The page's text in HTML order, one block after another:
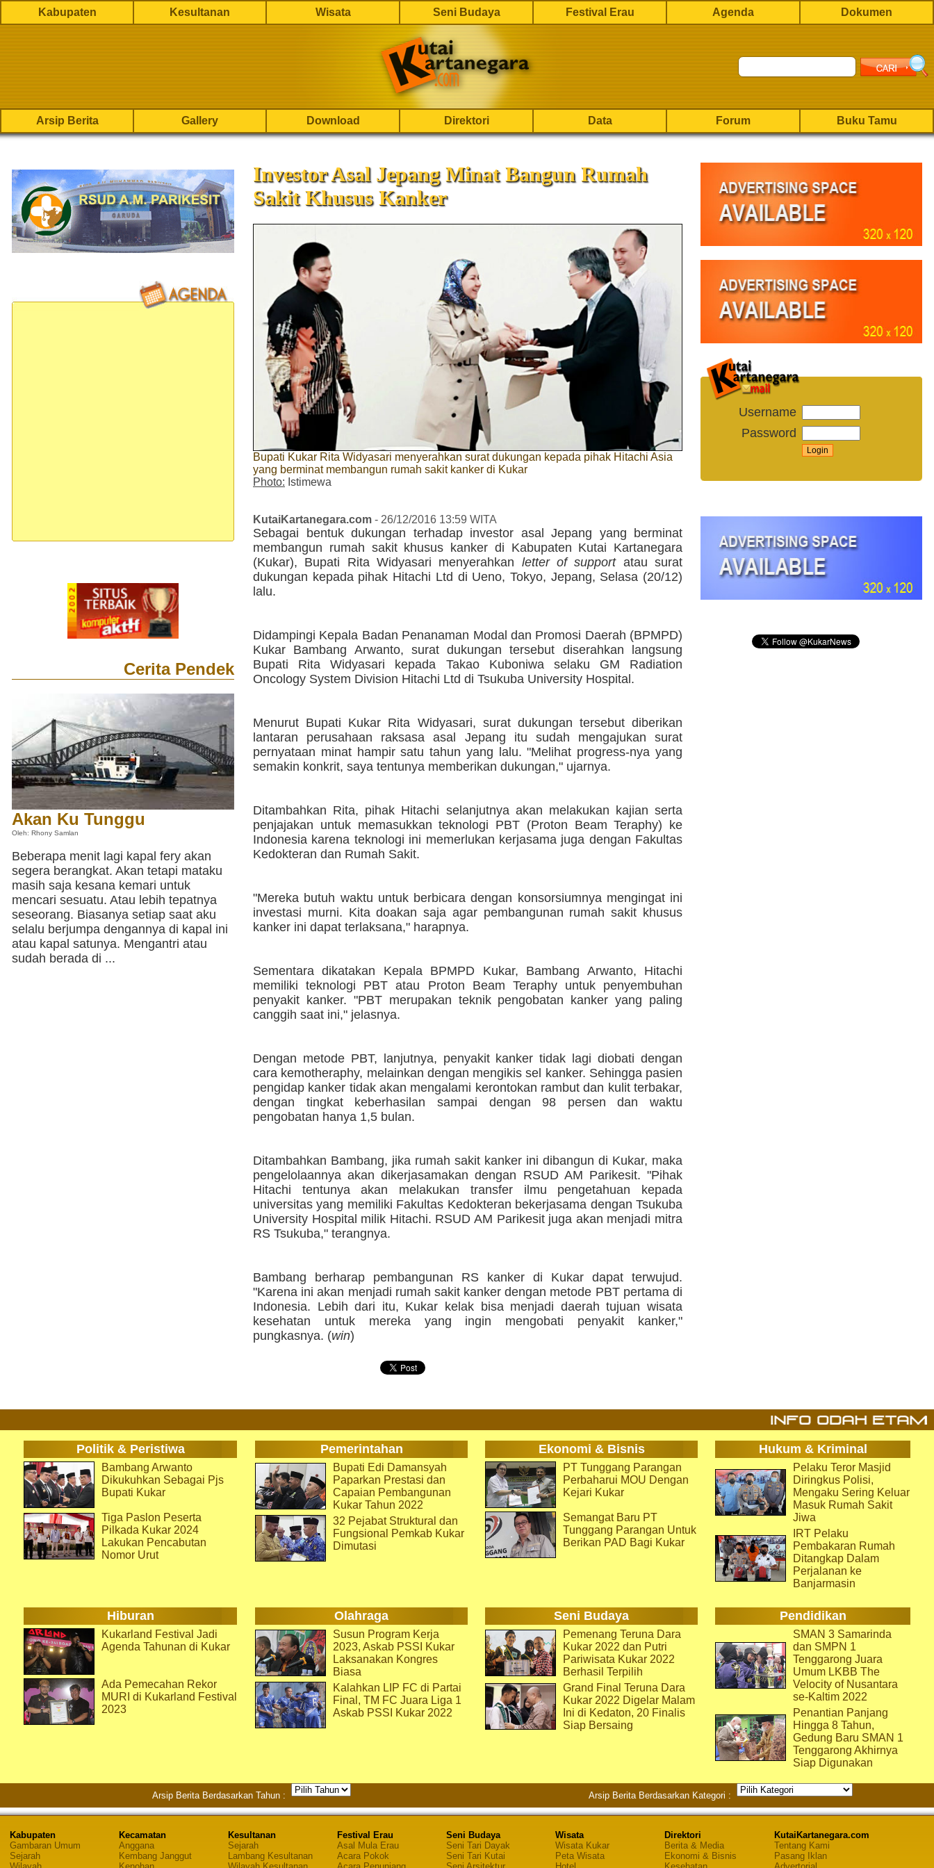
Kabupaten Kesultanan Wisata Seni Budaya Festival Erau Agenda Dokumen
Arsip Berita Gallery Download Direktori Data Forum Buku Tamu
Cerita Pendek
Akan Ku Tunggu
Oleh: Rhony Samlan
Beberapa menit lagi kapal fery akan
segera berangkat. Akan tetapi mataku
masih saja kesana kemari untuk
mencari sesuatu. Atau lebih tepatnya
seseorang. Biasanya setiap saat aku
selalu berjumpa dengannya di kapal ini
atau kapal satunya. Mengantri atau
sudah berada di ...
Investor Asal Jepang Minat Bangun Rumah
Sakit Khusus Kanker
Bupati Kukar Rita Widyasari menyerahkan surat dukungan kepada pihak Hitachi Asia
yang berminat membangun rumah sakit kanker di Kukar
Photo: Istimewa
KutaiKartanegara.com - 26/12/2016 13:59 WITA
Sebagai bentuk dukungan terhadap investor asal Jepang yang berminat
membangun rumah sakit khusus kanker di Kabupaten Kutai Kartanegara
(Kukar), Bupati Rita Widyasari menyerahkan letter of supportatau surat
dukungan kepada pihak Hitachi Ltd di Ueno, Tokyo, Jepang, Selasa (20/12)
lalu.
Didampingi Kepala Badan Penanaman Modal dan Promosi Daerah (BPMPD)
Kukar Bambang Arwanto, surat dukungan tersebut diserahkan langsung
Bupati Rita Widyasari kepada Takao Kuboniwa selaku GM Radiation
Oncology System Division Hitachi Ltd di Tsukuba University Hospital.
Menurut Bupati Kukar Rita Widyasari, surat dukungan tersebut diberikan
lantaran perusahaan raksasa asal Jepang itu sudah mengajukan surat
pernyataan minat hampir satu tahun yang lalu. "Melihat progress-nya yang
semakin konkrit, saya tentunya memberikan dukungan," ujarnya.
Ditambahkan Rita, pihak Hitachi selanjutnya akan melakukan kajian serta
penjajakan untuk memasukkan teknologi PBT (Proton Beam Teraphy) ke
Indonesia karena teknologi ini memerlukan kerjasama juga dengan Fakultas
Kedokteran dan Rumah Sakit.
"Mereka butuh waktu untuk berbicara dengan konsorsiumnya mengingat ini
investasi murni. Kita doakan saja agar pembangunan rumah sakit khusus
kanker ini dapat terlaksana," harapnya.
Sementara dikatakan Kepala BPMPD Kukar, Bambang Arwanto, Hitachi
memiliki teknologi PBT atau Proton Beam Teraphy untuk penyembuhan
penyakit kanker. "PBT merupakan teknik pengobatan kanker yang paling
canggih saat ini," jelasnya.
Dengan metode PBT, lanjutnya, penyakit kanker tidak lagi diobati dengan
cara kemotheraphy, melainkan dengan mengikis sel kanker. Sehingga pasien
pengidap kanker tidak akan mengalami kerontokan rambut dan kulit terbakar,
dengan tingkat keberhasilan sampai dengan 98 persen dan waktu
pengobatan hanya 1,5 bulan.
Ditambahkan Bambang, jika rumah sakit kanker ini dibangun di Kukar, maka
pengelolaannya akan dikerjasamakan dengan RSUD AM Parikesit. "Pihak
Hitachi tentunya akan melakukan transfer ilmu pengetahuan kepada
universitas yang memiliki Fakultas Kedokteran bekerjasama dengan Tsukuba
University Hospital milik Hitachi. RSUD AM Parikesit juga akan menjadi mitra
RS Tsukuba," terangnya.
Bambang berharap pembangunan RS kanker di Kukar dapat terwujud.
"Karena ini akan menjadi rumah sakit kanker dengan metode PBT pertama di
Indonesia. Lebih dari itu, Kukar kelak bisa menjadi daerah tujuan wisata
kesehatan untuk mereka yang ingin mengobati penyakit kanker,"
pungkasnya. (win)
Username
Password
Politik & Peristiwa Pemerintahan Ekonomi & Bisnis Hukum & Kriminal
Bambang Arwanto
Dikukuhkan Sebagai Pjs
Bupati Kukar
Tiga Paslon Peserta
Pilkada Kukar 2024
Lakukan Pencabutan
Nomor Urut
Bupati Edi Damansyah
Paparkan Prestasi dan
Capaian Pembangunan
Kukar Tahun 2022
32 Pejabat Struktural dan
Fungsional Pemkab Kukar
Dimutasi
PT Tunggang Parangan
Perbaharui MOU Dengan
Kejari Kukar
Semangat Baru PT
Tunggang Parangan Untuk
Berikan PAD Bagi Kukar
Pelaku Teror Masjid
Diringkus Polisi,
Mengaku Sering Keluar
Masuk Rumah Sakit
Jiwa
IRT Pelaku
Pembakaran Rumah
Ditangkap Dalam
Perjalanan ke
Banjarmasin
Hiburan Olahraga Seni Budaya Pendidikan
Kukarland Festival Jadi
Agenda Tahunan di Kukar
Ada Pemecahan Rekor
MURI di Kukarland Festival
2023
Susun Program Kerja
2023, Askab PSSI Kukar
Laksanakan Kongres
Biasa
Kalahkan LIP FC di Partai
Final, TM FC Juara Liga 1
Askab PSSI Kukar 2022
Pemenang Teruna Dara
Kukar 2022 dan Putri
Pariwisata Kukar 2022
Berhasil Terpilih
Grand Final Teruna Dara
Kukar 2022 Digelar Malam
Ini di Kedaton, 20 Finalis
Siap Bersaing
SMAN 3 Samarinda
dan SMPN 1
Tenggarong Juara
Umum LKBB The
Velocity of Nusantara
se-Kaltim 2022
Penantian Panjang
Hingga 8 Tahun,
Gedung Baru SMAN 1
Tenggarong Akhirnya
Siap Digunakan
Arsip Berita Berdasarkan Tahun : Arsip Berita Berdasarkan Kategori :
Kabupaten
Gambaran Umum
Sejarah
Kecamatan
Anggana
Kembang Janggut
Kesultanan
Sejarah
Lambang Kesultanan
Festival Erau
Asal Mula Erau
Acara Pokok
Seni Budaya
Seni Tari Dayak
Seni Tari Kutai
Wisata
Wisata Kukar
Peta Wisata
Direktori
Berita & Media
Ekonomi & Bisnis
KutaiKartanegara.com
Tentang Kami
Pasang Iklan